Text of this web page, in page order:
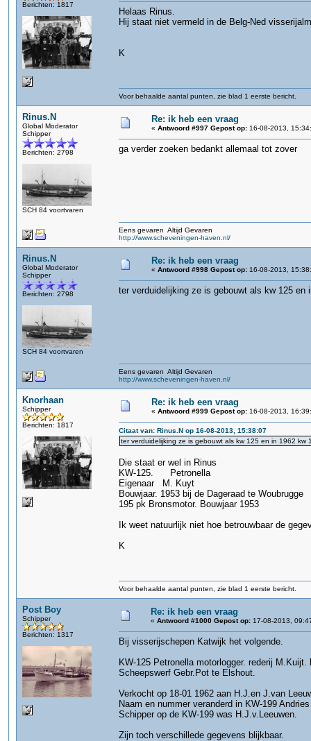
Berichten: 1817
Helaas Rinus.
Hij staat niet vermeld in de Belg-Ned
K
Voor behaalde aantal punten, zie blad 1 eerste bericht.
Rinus.N
Global Moderator
Schipper
Berichten: 2798
SCH 84 voortvaren
Re: ik heb een vraag
« Antwoord #997 Gepost op: 16-08-2013,
ga verder zoeken bedankt allemaal tot zover
Eens gevaren Altijd Gevaren
http://www.scheveningen-haven.nl/
Rinus.N
Global Moderator
Schipper
Berichten: 2798
SCH 84 voortvaren
Re: ik heb een vraag
« Antwoord #998 Gepost op: 16-08-2013,
ter verduidelijking ze is gebouwt als kw 125 en
Eens gevaren Altijd Gevaren
http://www.scheveningen-haven.nl/
Knorhaan
Schipper
Berichten: 1817
Re: ik heb een vraag
« Antwoord #999 Gepost op: 16-08-2013,
Citaat van: Rinus.N op 16-08-2013, 15:38:07
ter verduidelijking ze is gebouwt als kw 125 en in 1962 kw
Die staat er wel in Rinus
KW-125. Petronella
Eigenaar M. Kuyt
Bouwjaar. 1953 bij de Dageraad te Woubrugge
195 pk Bronsmotor. Bouwjaar 1953
Ik weet natuurlijk niet hoe betrouwbaar de
K
Voor behaalde aantal punten, zie blad 1 eerste bericht.
Post Boy
Schipper
Berichten: 1317
Re: ik heb een vraag
« Antwoord #1000 Gepost op: 17-08-2013,
Bij visserijschepen Katwijk het volgende.
KW-125 Petronella motorlogger. rederij M.Kuijt.
Scheepswerf Gebr.Pot te Elshout.
Verkocht op 18-01 1962 aan H.J.en J.van
Naam en nummer veranderd in KW-199
Schipper op de KW-199 was H.J.v.Leeuwen.
Zijn toch verschillede gegevens blijkbaar.